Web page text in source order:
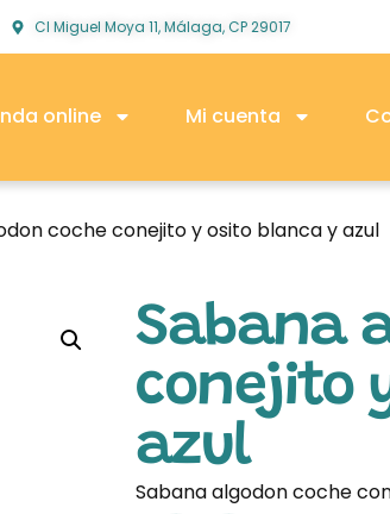
Cl Miguel Moya 11, Málaga, CP 29017
online Mi cuenta
coche conejito y osito blanca y azul
Sabana
conejito
azul
Sabana algodon coche